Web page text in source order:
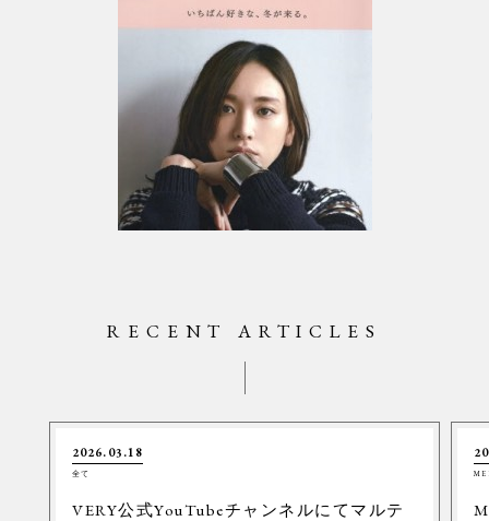
RECENT ARTICLES
2026.03.18
全て
VERY公式YouTubeチャンネルにてマルテ